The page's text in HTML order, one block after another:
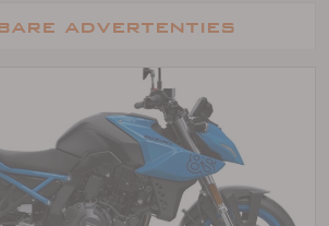
advertenties